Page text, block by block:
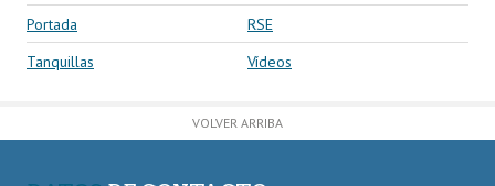
Portada
RSE
Tanquillas
Vídeos
VOLVER ARRIBA